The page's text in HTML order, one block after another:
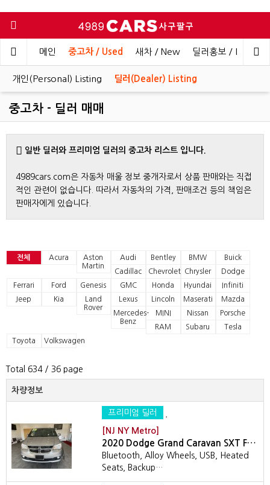
메인 중고차 / Used 새차 / New 딜러홍보 / Dealer
개인(Personal) Listing 딜러(Dealer) Listing
중고차 - 딜러 매매
일반 딜러와 프리미엄 딜러의 중고차 리스트 입니다.
4989cars.com은 자동차 매울 정보 중개자로서 상품 판매와는 직접
적인 관련이 없습니다. 따라서 자동차의 가격, 판매조건 등의 책임은
판매자에게 있습니다.
전체 Acura
Aston
Martin
Audi Bentley BMW
Buick
Cadillac
Chevrolet Chrysler
Dodge
Ferrari
Ford Genesis GMC Honda Hyundai
Infiniti
Jeep
Kia
Land
Rover
Lexus Lincoln Maserati
Mazda
Mercedes-
Benz
MINI Nissan
Porsche
RAM
Subaru
Tesla
Toyota
Volkswagen
Total 634/ 36 page
차량정보
프리미엄 딜러
[NJ NY Metro]
2020 Dodge Grand Caravan SXT F…
Bluetooth, Alloy Wheels, USB, Heated
Seats, Backup…